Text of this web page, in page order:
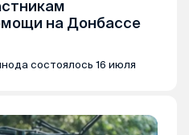
на Донбассе
состоялось 16 июля